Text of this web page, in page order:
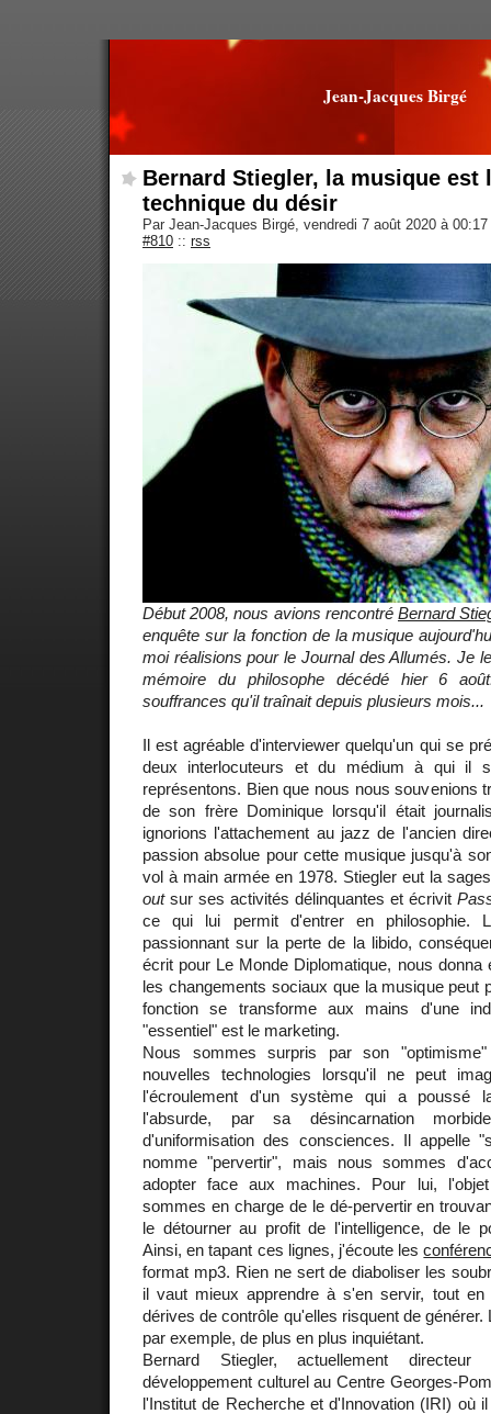
Jean-Jacques Birgé
Bernard Stiegler, la musique est
technique du désir
Par Jean-Jacques Birgé, vendredi 7 août 2020 à 00:17
#810 :: rss
Début 2008, nous avions rencontré Bernard
enquête sur la fonction de la musique
moi réalisions pour le Journal des Allumés. Je
mémoire du philosophe décédé hier 6
souffrances qu'il traînait depuis plusieurs mois...
Il est agréable d'interviewer quelqu'un qui se
deux interlocuteurs et du médium à qui il
représentons. Bien que nous nous souvenions
de son frère Dominique lorsqu'il était
ignorions l'attachement au jazz de l'ancien
passion absolue pour cette musique jusqu'à
vol à main armée en 1978. Stiegler eut la
outsur ses activités délinquantes et écrivit
ce qui lui permit d'entrer en philosophie.
passionnant sur la perte de la libido,
écrit pour Le Monde Diplomatique, nous donna
les changements sociaux que la musique peut
fonction se transforme aux mains d'une
"essentiel" est le marketing.
Nous sommes surpris par son
nouvelles technologies lorsqu'il ne peut
l'écroulement d'un système qui a poussé
l'absurde, par sa désincarnation
d'uniformisation des consciences. Il appelle
nomme "pervertir", mais nous sommes
adopter face aux machines. Pour lui,
sommes en charge de le dé-pervertir en
le détourner au profit de l'intelligence, de le
Ainsi, en tapant ces lignes, j'écoute les
format mp3. Rien ne sert de diaboliser les
il vaut mieux apprendre à s'en servir, tout
dérives de contrôle qu'elles risquent de générer.
par exemple, de plus en plus inquiétant.
Bernard Stiegler, actuellement
développement culturel au Centre Georges-
l'Institut de Recherche et d'Innovation (IRI) où